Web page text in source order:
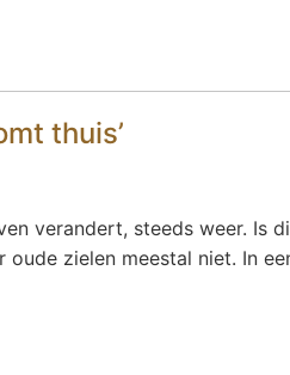
thuis’
verandert, steeds weer. Is
oude zielen meestal niet. In